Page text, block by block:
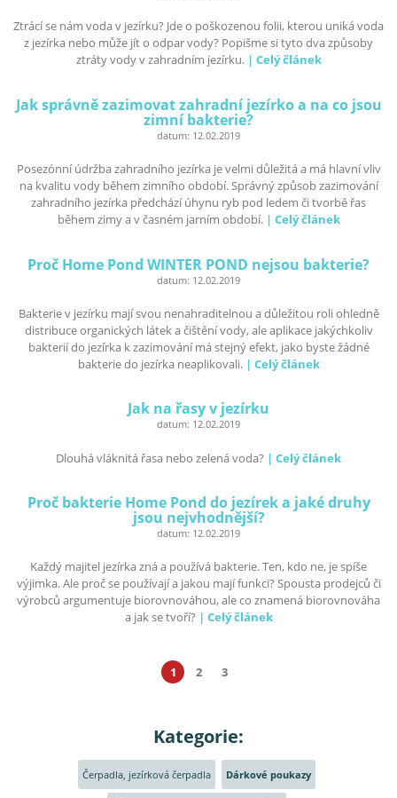
Ztrácí se nám voda v jezírku? Jde o poškozenou folii, kterou uniká voda
z jezírka nebo může jít o odpar vody? Popišme si tyto dva způsoby
ztráty vody v zahradním jezírku. | Celý článek
Jak správně zazimovat zahradní jezírko a na co jsou
zimní bakterie?
datum: 12.02.2019
Posezónní údržba zahradního jezírka je velmi důležitá a má hlavní vliv
na kvalitu vody během zimního období. Správný způsob zazimování
zahradního jezírka předchází úhynu ryb pod ledem či tvorbě řas
během zimy a v časném jarním období. | Celý článek
Proč Home Pond WINTER POND nejsou bakterie?
datum: 12.02.2019
Bakterie v jezírku mají svou nenahraditelnou a důležitou roli ohledně
distribuce organických látek a čištění vody, ale aplikace jakýchkoliv
bakterií do jezírka k zazimování má stejný efekt, jako byste žádné
bakterie do jezírka neaplikovali. | Celý článek
Jak na řasy v jezírku
datum: 12.02.2019
Dlouhá vláknitá řasa nebo zelená voda? | Celý článek
Proč bakterie Home Pond do jezírek a jaké druhy
jsou nejvhodnější?
datum: 12.02.2019
Každý majitel jezírka zná a používá bakterie. Ten, kdo ne, je spíše
výjimka. Ale proč se používají a jakou mají funkci? Spousta prodejců či
výrobců argumentuje biorovnováhou, ale co znamená biorovnováha
a jak se tvoří? | Celý článek
1 2 3
Kategorie:
Čerpadla, jezírková čerpadla Dárkové poukazy